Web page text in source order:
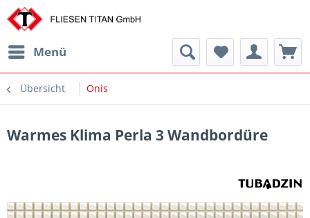
Menü
Übersicht Onis
Warmes Klima Perla 3 Wandbordüre